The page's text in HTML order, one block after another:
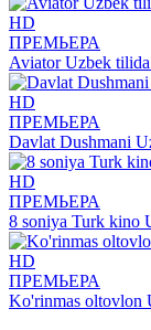
HD
ПРЕМЬЕРА
Aviator Uzbek
HD
ПРЕМЬЕРА
Davlat Dushmani
HD
ПРЕМЬЕРА
8 soniya Turk kino
HD
ПРЕМЬЕРА
Ko'rinmas oltovlon